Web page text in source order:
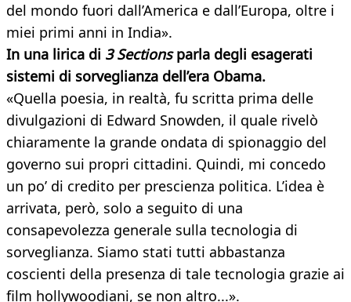
del mondo fuori dall’America e dall’Europa, oltre i
miei primi anni in India».
In una lirica di 3 Sections parla degli esagerati
sistemi di sorveglianza dell’era Obama.
«Quella poesia, in realtà, fu scritta prima delle
divulgazioni di Edward Snowden, il quale rivelò
chiaramente la grande ondata di spionaggio del
governo sui propri cittadini. Quindi, mi concedo
un po’ di credito per prescienza politica. L’idea è
arrivata, però, solo a seguito di una
consapevolezza generale sulla tecnologia di
sorveglianza. Siamo stati tutti abbastanza
coscienti della presenza di tale tecnologia grazie ai
film hollywoodiani, se non altro...».